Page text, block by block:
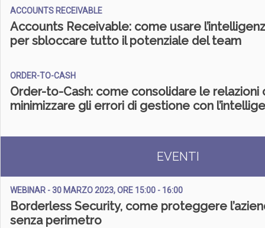
ACCOUNTS RECEIVABLE
Accounts Receivable: come usare
per sbloccare tutto il potenziale del team
ORDER-TO-CASH
Order-to-Cash: come consolidare le relazioni
minimizzare gli errori di gestione con
EVENTI
WEBINAR - 30 MARZO 2023, ORE 15:00 - 16:00
Borderless Security, come proteggere
senza perimetro